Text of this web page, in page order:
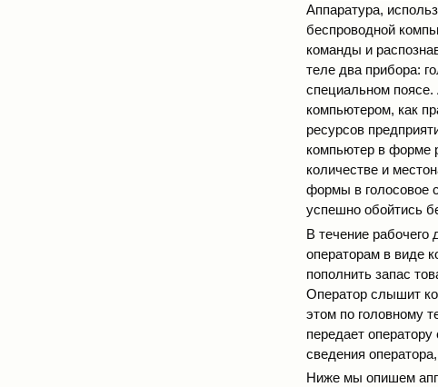
Аппаратура,
беспроводной
команды и
теле два прибора:
специальном
компьютером, как
ресурсов
компьютер в форме
количестве и
формы в голосовое
успешно обойтись
В течение
операторам в виде
пополнить запас
Оператор слышит
этом по головному
передает
сведения
Ниже мы опишем